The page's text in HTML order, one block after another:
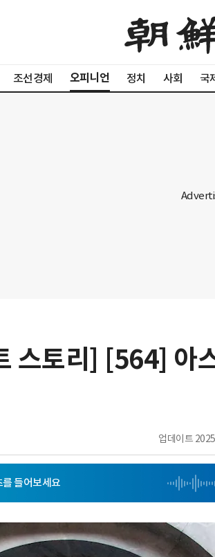
조선경제 오피니언 정치 사회 국
스토리] [564] 아
업데이트